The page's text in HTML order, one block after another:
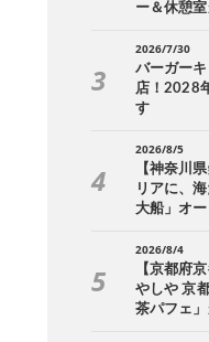
ー＆休憩
2026/7/30
バーガー
店！2028
す
2026/8/5
【神奈川
リアに、
大船」オー
2026/8/4
【京都府
やしや 京
茶パフェ